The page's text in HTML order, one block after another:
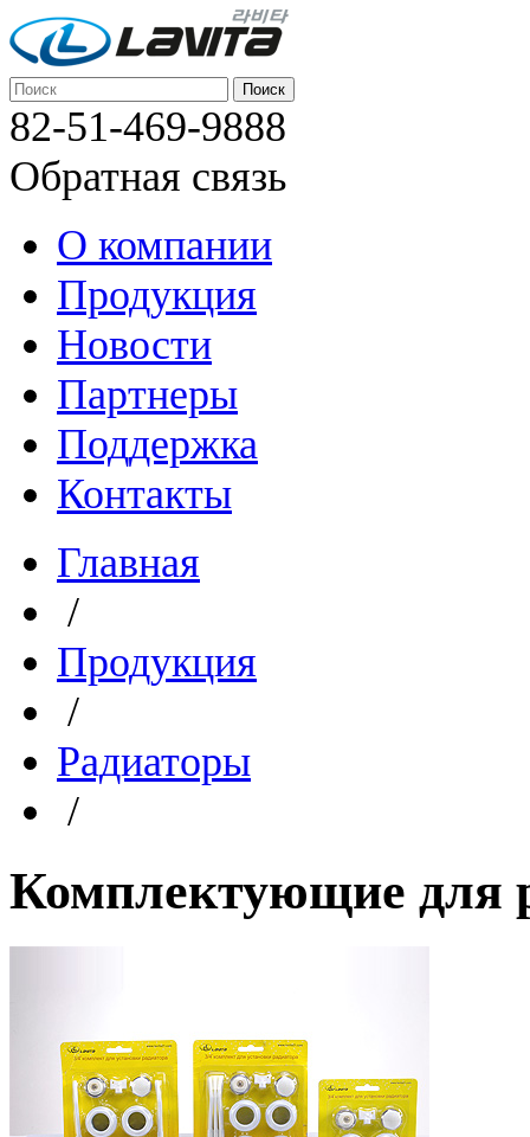
82-51-469-9888
Обратная связь
О компании
Продукция
Новости
Партнеры
Поддержка
Контакты
Главная
/
Продукция
/
Радиаторы
/
Комплектующие для